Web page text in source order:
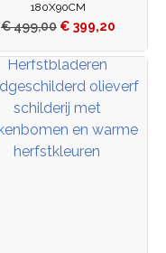
180X90CM
€499,00 € 399,20